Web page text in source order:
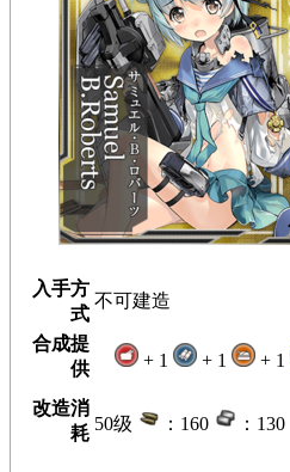
入手方
式
不可建造
合成提
供
+ 1 + 1 + 1
改造消
耗 50级 ：160 ：130